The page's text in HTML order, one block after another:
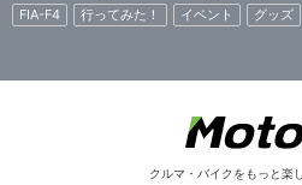
FIA-F4
行ってみた！ イベント グッズ
クルマ・バイクをもっと楽